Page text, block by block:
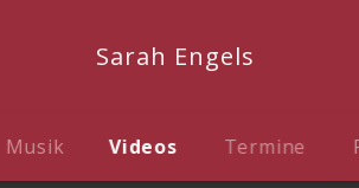
Sarah Engels
Musik Videos Termine